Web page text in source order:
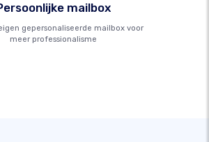
mailbox
gepersonaliseerde mailbox voor
meer professionalisme